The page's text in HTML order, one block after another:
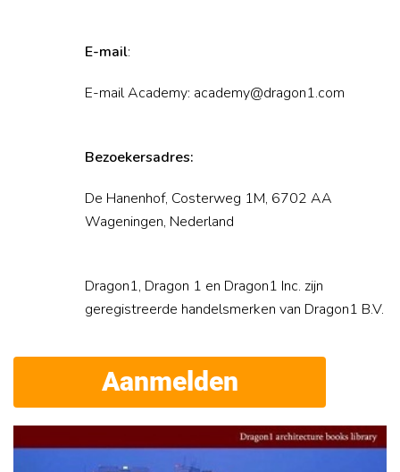
E-mail:
E-mail Academy: academy@dragon1.com
Bezoekersadres:
De Hanenhof, Costerweg 1M, 6702 AA
Wageningen, Nederland
Dragon1, Dragon 1 en Dragon1 Inc. zijn
geregistreerde handelsmerken van Dragon1 B.V.